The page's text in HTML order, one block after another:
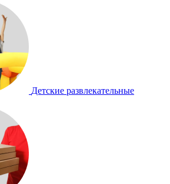
Детские развлекательные